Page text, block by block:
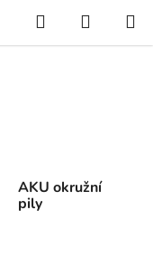
Hledat
KOŠÍK
AKU okružní
pily